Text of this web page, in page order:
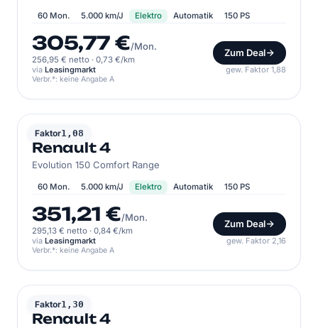
60 Mon. 5.000 km/J Elektro Automatik 150 PS
305,77 €/Mon.
256,95 € netto · 0,73 €/km
Zum Deal
via Leasingmarkt gew. Faktor 1,88
Verbr.*: keine Angabe A
Faktor1,08
RENAULT
Renault 4
Evolution 150 Comfort Range
60 Mon. 5.000 km/J Elektro Automatik 150 PS
351,21 €/Mon.
295,13 € netto · 0,84 €/km
Zum Deal
via Leasingmarkt gew. Faktor 2,16
Verbr.*: keine Angabe A
Faktor1,30
RENAULT
Renault 4